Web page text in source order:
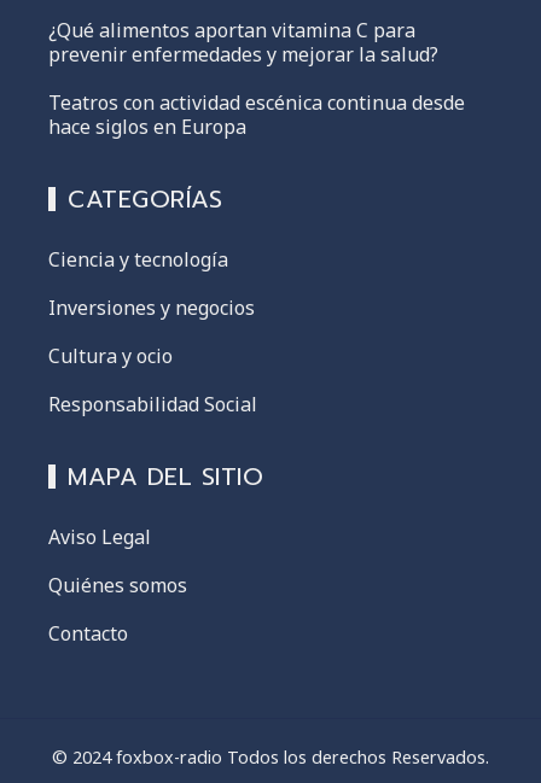
¿Qué alimentos aportan vitamina C para
prevenir enfermedades y mejorar la salud?
Teatros con actividad escénica continua desde
hace siglos en Europa
CATEGORÍAS
Ciencia y tecnología
Inversiones y negocios
Cultura y ocio
Responsabilidad Social
MAPA DEL SITIO
Aviso Legal
Quiénes somos
Contacto
© 2024 foxbox-radio Todos los derechos Reservados.